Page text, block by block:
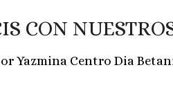
CON
Yazmina Centro Dia